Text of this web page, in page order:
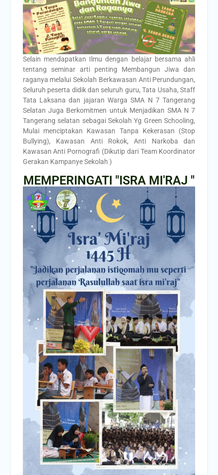
Selain mendapatkan Ilmu dengan belajar bersama ahli
tentang seminar arti penting Membangun Jiwa dan
raganya melalui Sekolah Berkawasan Anti Perundungan,
Seluruh peserta didik dan seluruh guru, Tata Usaha, Staff
Tata Laksana dan jajaran Warga SMA N 7 Tangerang
Selatan Juga Berkomitmen untuk Menjadikan SMA N 7
Tangerang selatan sebagai Sekolah Yg Green Schooling,
Mulai menciptakan Kawasan Tanpa Kekerasan (Stop
Bullying), Kawasan Anti Rokok, Anti Narkoba dan
Kawasan Anti Pornografi (Dikutip dari Team Koordinator
Gerakan Kampanye Sekolah )
MEMPERINGATI "ISRA MI'RAJ "